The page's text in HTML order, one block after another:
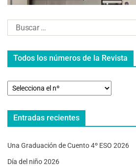
Todos los números de la Revista
Entradas recientes
Una Graduación de Cuento 4º ESO 2026
Día del niño 2026